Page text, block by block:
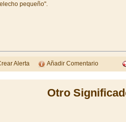
pequeño".
Alerta Añadir Comentario
Otro